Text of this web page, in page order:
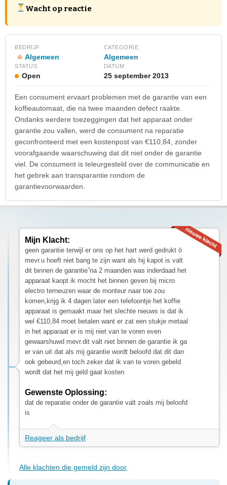
Wacht op reactie
BEDRIJF
Algemeen
CATEGORIE
Algemeen
STATUS
Open
DATUM
25 september 2013
Een consument ervaart problemen met de garantie van een
koffieautomaat, die na twee maanden defect raakte.
Ondanks eerdere toezeggingen dat het apparaat onder
garantie zou vallen, werd de consument na reparatie
geconfronteerd met een kostenpost van €110,84, zonder
voorafgaande waarschuwing dat dit niet onder de garantie
viel. De consument is teleurgesteld over de communicatie en
het gebrek aan transparantie rondom de
garantievoorwaarden.
Mijn Klacht:
geen garantie terwijl er ons op het hart werd gedrukt ö
mevr.u hoeft niet bang te zijn want als hij kapot is valt
dit binnen de garantie”na 2 maanden was inderdaad het
apparaat kaopt ik mocht het binnen geven bij micro
electro terneuzen waar de monteur naar toe zou
komen,krijg ik 4 dagen later een telefoontje het koffie
apparaat is gemaakt maar het slechte nieuws is dat ik
wel €110,84 moet betalen want er zat een stukje metaal
in het apparaat er is mij niet van te voren even
gewaarshuwd mevr.dit valt niet binnen de garantie ik ga
er van uit dat als mij garantie wordt beloofd dat dit dan
ook gebeurd,en toch zeker dat ik van te voren gebeld
wordt dat het mij geld gaat kosten
Gewenste Oplossing:
dat de reparatie onder de garantie valt zoals mij beloofd
is
Reageer als bedrijf
Alle klachten die gemeld zijn door